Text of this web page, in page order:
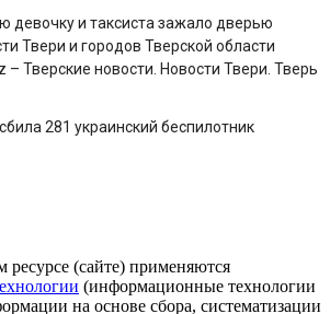
девочку и таксиста зажало дверью
Твери и городов Тверской области
– Тверские новости. Новости Твери. Тверь
281 украинский беспилотник
(сайте) применяются
(информационные технологии
на основе сбора, систематизации